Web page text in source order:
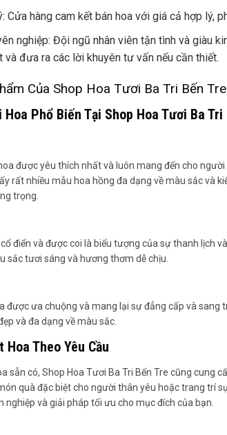
Cửa hàng cam kết bán hoa với giá cả hợp lý,
nghiệp: Đội ngũ nhân viên tận tình và giàu
và đưa ra các lời khuyên tư vấn nếu cần thiết.
Của Shop Hoa Tươi Ba Tri Bến Tre
Phổ Biến Tại Shop Hoa Tươi Ba Tri
được yêu thích nhất và luôn mang đến cho
rất nhiều mẫu hoa hồng đa dạng về màu sắc và
trọng.
cổ điển và được coi là biểu tượng của sự thanh lịch
sắc tươi sáng và hương thơm dễ chịu.
được ưa chuộng và mang lại sự đẳng cấp và
và đa dạng về màu sắc.
Theo Yêu Cầu
sẵn có, Shop Hoa Tươi Ba Tri Bến Tre cũng cung
quà đặc biệt cho người thân yêu hoặc trang trí
nghiệp và giải pháp tối ưu cho mục đích của bạn.